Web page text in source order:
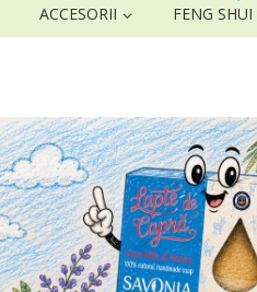
ACCESORII FENG SHUI